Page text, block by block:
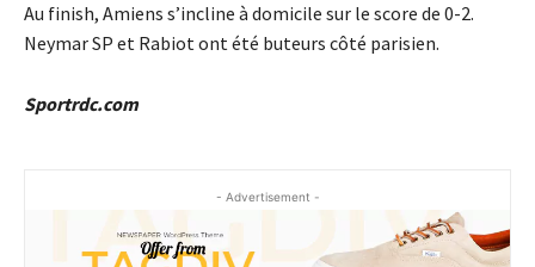
Au finish, Amiens s’incline à domicile sur le score de 0-2.
Neymar SP et Rabiot ont été buteurs côté parisien.
Sportrdc.com
- Advertisement -